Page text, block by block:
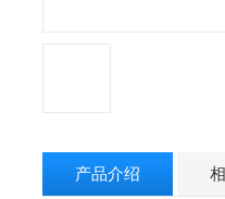
产品介绍